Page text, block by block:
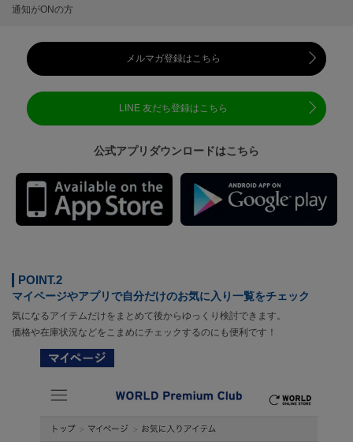
通知がONの方
メルマガ登録はこちら
LINE 友だち登録はこちら
公式アプリダウンロードはこちら
POINT.2
マイページやアプリで自分だけのお気に入り一覧をチェック
気になるアイテムだけをまとめて後からゆっくり検討できます。
価格や在庫状況などをこまめにチェックするのにも便利です！